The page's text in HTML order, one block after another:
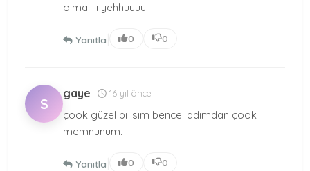
olmalıııı yehhuuuu
Yanıtla 0 0
S
gaye 16 yıl önce
çook güzel bi isim bence. adımdan çook
memnunum.
Yanıtla 0 0